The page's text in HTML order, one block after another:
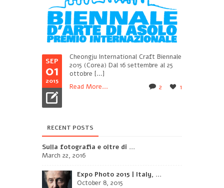
Cheongju International Craft Biennale
2015 (Corea) Dal 16 settembre al 25
ottobre […]
SEP
01
2015
Read More... 2 1
RECENT POSTS
Sulla fotografia e oltre di ...
March 22, 2016
Expo Photo 2015 | Italy, ...
October 8, 2015